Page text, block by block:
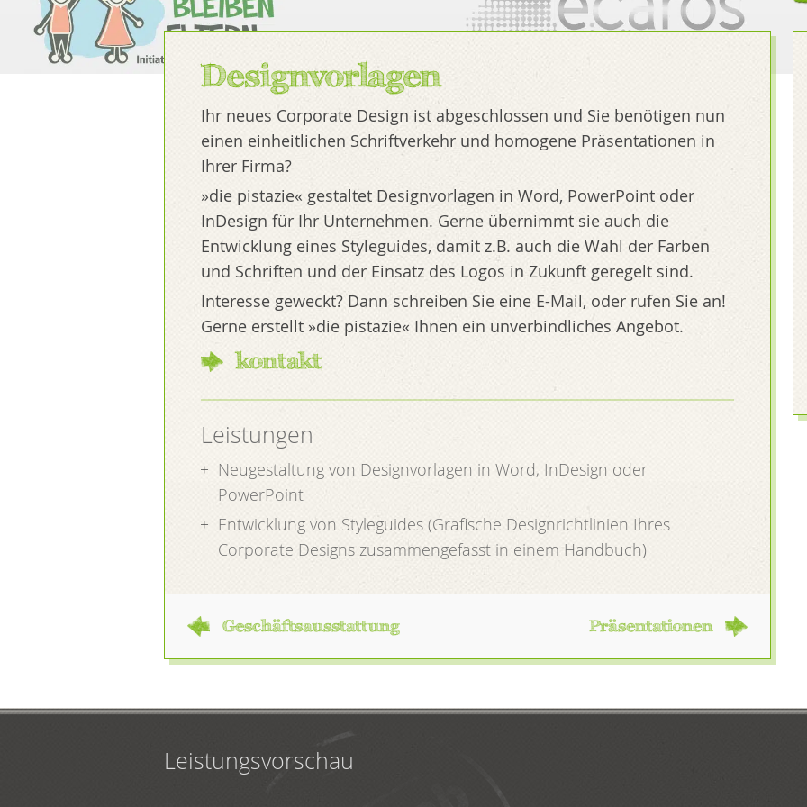
Designvorlagen
Ihr neues Corporate Design ist abgeschlossen und Sie benötigen nun
einen einheitlichen Schriftverkehr und homogene Präsentationen in
Ihrer Firma?
»die pistazie« gestaltet Designvorlagen in Word, PowerPoint oder
InDesign für Ihr Unternehmen. Gerne übernimmt sie auch die
Entwicklung eines Styleguides, damit z.B. auch die Wahl der Farben
und Schriften und der Einsatz des Logos in Zukunft geregelt sind.
Interesse geweckt? Dann schreiben Sie eine E-Mail, oder rufen Sie an!
Gerne erstellt »die pistazie« Ihnen ein unverbindliches Angebot.
kontakt
Leistungen
Neugestaltung von Designvorlagen in Word, InDesign oder
PowerPoint
Entwicklung von Styleguides (Grafische Designrichtlinien Ihres
Corporate Designs zusammengefasst in einem Handbuch)
Geschäftsausstattung Präsentationen
Leistungsvorschau